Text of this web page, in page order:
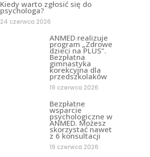
Kiedy warto zgłosić się do
psychologa?
24 czerwca 2026
ANMED realizuje
program „Zdrowe
dzieci na PLUS”.
Bezpłatna
gimnastyka
korekcyjna dla
przedszkolaków
19 czerwca 2026
Bezpłatne
wsparcie
psychologiczne w
ANMED. Możesz
skorzystać nawet
z 6 konsultacji
19 czerwca 2026